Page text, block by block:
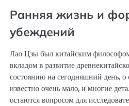
Ранняя жизнь и
убеждений
Лао Цзы был китайским
вкладом в развитие
состоянию на сегодняшний день,
известно очень мало, и многие
остаются вопросом для